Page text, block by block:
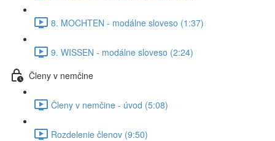
8. MOCHTEN - modálne sloveso (1:37)
9. WISSEN - modálne sloveso (2:24)
Členy v nemčine
Členy v nemčine - úvod (5:08)
Rozdelenie členov (9:50)